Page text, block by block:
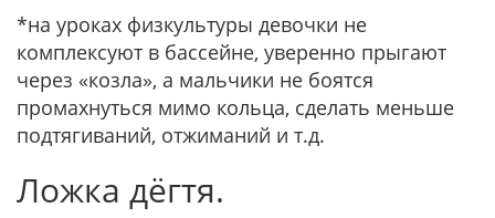
*на уроках физкультуры девочки не
комплексуют в бассейне, уверенно прыгают
через «козла», а мальчики не боятся
промахнуться мимо кольца, сделать меньше
подтягиваний, отжиманий и т.д.
Ложка дёгтя.